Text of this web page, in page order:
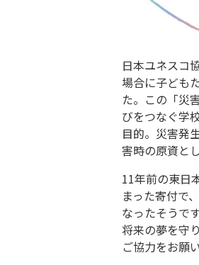
日本ユネスコ
場合に子ども
た。この「災
びをつなぐ学
目的。災害発
害時の原資と
11年前の東日
まった寄付で
なったそうで
将来の夢を守
ご協力をお願